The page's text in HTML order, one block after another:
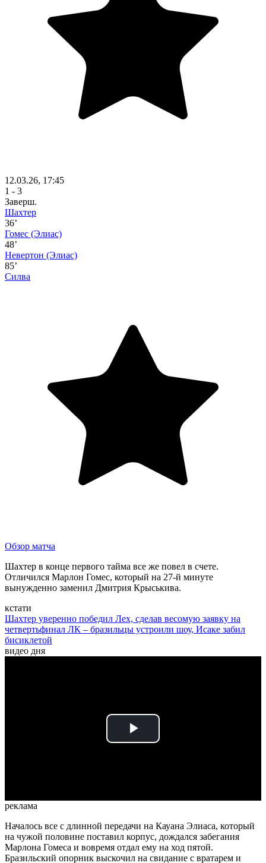
12.03.26, 17:45
1 - 3
Заверш.
Шахтер
36’
Гомес (Элиас)
48’
Невертон (Элиас)
85’
Силва
Обзор матча
Шахтер в конце первого тайма все же повел в счете.
Отличился Марлон Гомес, который на 27-й минуте
вынужденно заменил Дмитрия Крыськива.
кстати
Шахтер уверенно победил Лех, сделав весомую заявку на
четвертьфинал ЛК – бразильцы устроили шоу, Исаке забил
бисиклетой
видео дня
Play
реклама
Началось все с длинной передачи на Кауана Элиаса, который
на чужой половине поставил корпус, дождался забегания
Марлона Гомеса и вовремя отдал ему на ход пятой.
Бразильский опорник выскочил на свидание с вратарем и